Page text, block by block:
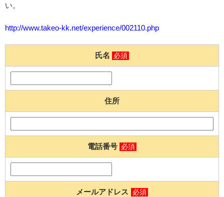
い。
http://www.takeo-kk.net/experience/002110.php
氏名 必須
住所
電話番号 必須
メールアドレス 必須